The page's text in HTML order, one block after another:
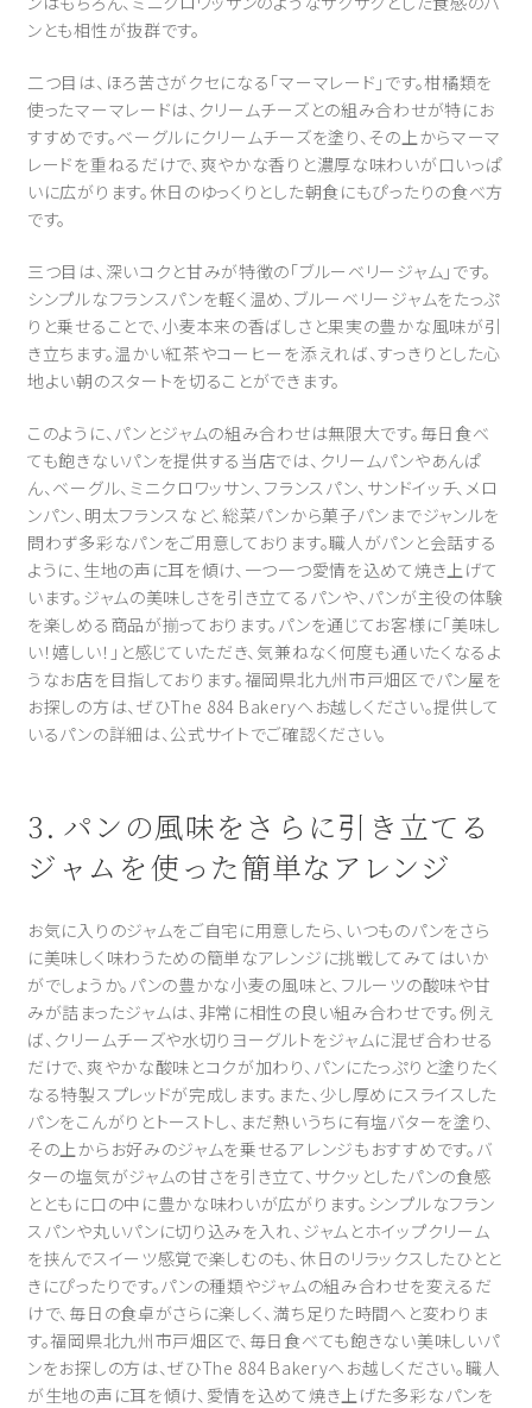
ンとも相性が抜群です。
二つ目は、ほろ苦さがクセになる「マーマレード」です。柑橘類を
使ったマーマレードは、クリームチーズとの組み合わせが特にお
すすめです。ベーグルにクリームチーズを塗り、その上からマーマ
レードを重ねるだけで、爽やかな香りと濃厚な味わいが口いっぱ
いに広がります。休日のゆっくりとした朝食にもぴったりの食べ方
です。
三つ目は、深いコクと甘みが特徴の「ブルーベリージャム」です。
シンプルなフランスパンを軽く温め、ブルーベリージャムをたっぷ
りと乗せることで、小麦本来の香ばしさと果実の豊かな風味が引
き立ちます。温かい紅茶やコーヒーを添えれば、すっきりとした心
地よい朝のスタートを切ることができます。
このように、パンとジャムの組み合わせは無限大です。毎日食べ
ても飽きないパンを提供する当店では、クリームパンやあんぱ
ん、ベーグル、ミニクロワッサン、フランスパン、サンドイッチ、メロ
ンパン、明太フランスなど、総菜パンから菓子パンまでジャンルを
問わず多彩なパンをご用意しております。職人がパンと会話する
ように、生地の声に耳を傾け、一つ一つ愛情を込めて焼き上げて
います。ジャムの美味しさを引き立てるパンや、パンが主役の体験
を楽しめる商品が揃っております。パンを通じてお客様に「美味し
い！嬉しい！」と感じていただき、気兼ねなく何度も通いたくなるよ
うなお店を目指しております。福岡県北九州市戸畑区でパン屋を
お探しの方は、ぜひThe 884 Bakeryへお越しください。提供して
いるパンの詳細は、公式サイトでご確認ください。
3. パンの風味をさらに引き立てる
ジャムを使った簡単なアレンジ
お気に入りのジャムをご自宅に用意したら、いつものパンをさら
に美味しく味わうための簡単なアレンジに挑戦してみてはいか
がでしょうか。パンの豊かな小麦の風味と、フルーツの酸味や甘
みが詰まったジャムは、非常に相性の良い組み合わせです。例え
ば、クリームチーズや水切りヨーグルトをジャムに混ぜ合わせる
だけで、爽やかな酸味とコクが加わり、パンにたっぷりと塗りたく
なる特製スプレッドが完成します。また、少し厚めにスライスした
パンをこんがりとトーストし、まだ熱いうちに有塩バターを塗り、
その上からお好みのジャムを乗せるアレンジもおすすめです。バ
ターの塩気がジャムの甘さを引き立て、サクッとしたパンの食感
とともに口の中に豊かな味わいが広がります。シンプルなフラン
スパンや丸いパンに切り込みを入れ、ジャムとホイップクリーム
を挟んでスイーツ感覚で楽しむのも、休日のリラックスしたひとと
きにぴったりです。パンの種類やジャムの組み合わせを変えるだ
けで、毎日の食卓がさらに楽しく、満ち足りた時間へと変わりま
す。福岡県北九州市戸畑区で、毎日食べても飽きない美味しいパ
ンをお探しの方は、ぜひThe 884 Bakeryへお越しください。職人
が生地の声に耳を傾け、愛情を込めて焼き上げた多彩なパンを